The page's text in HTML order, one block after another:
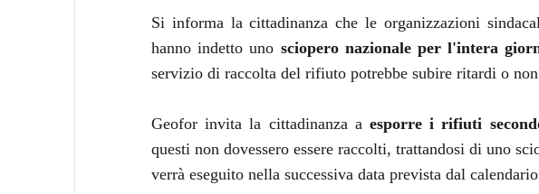
Si informa la cittadinanza che le organizzazioni
hanno indetto uno sciopero nazionale per l'intera
servizio di raccolta del rifiuto potrebbe subire ritardi o
Geofor invita la cittadinanza aesporre i rifiuti
questi non dovessero essere raccolti, trattandosi di uno
verrà eseguito nella successiva data prevista dal